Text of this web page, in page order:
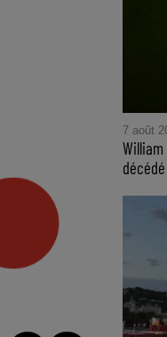
7 août